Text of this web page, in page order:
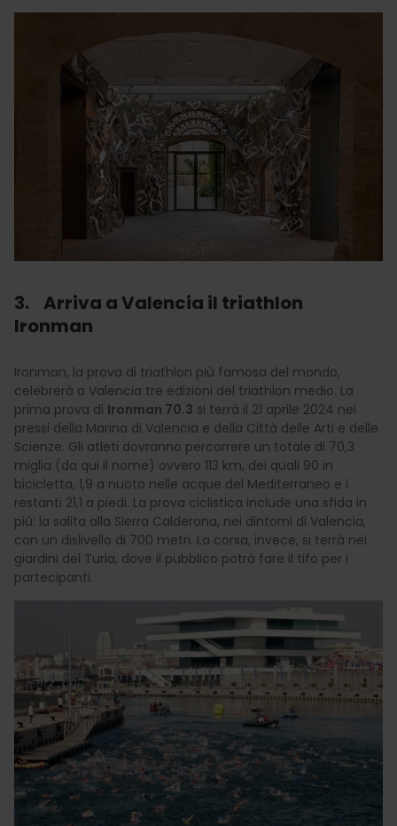
3. Arriva a Valencia il triathlon
Ironman
Ironman, la prova di triathlon più famosa del mondo,
celebrerà a Valencia tre edizioni del triathlon medio. La
prima prova di Ironman 70.3 si terrà il 21 aprile 2024 nei
pressi della Marina di Valencia e della Città delle Arti e delle
Scienze. Gli atleti dovranno percorrere un totale di 70,3
miglia (da qui il nome) ovvero 113 km, dei quali 90 in
bicicletta, 1,9 a nuoto nelle acque del Mediterraneo e i
restanti 21,1 a piedi. La prova ciclistica include una sfida in
più: la salita alla Sierra Calderona, nei dintorni di Valencia,
con un dislivello di 700 metri. La corsa, invece, si terrà nei
giardini del Turia, dove il pubblico potrà fare il tifo per i
partecipanti.